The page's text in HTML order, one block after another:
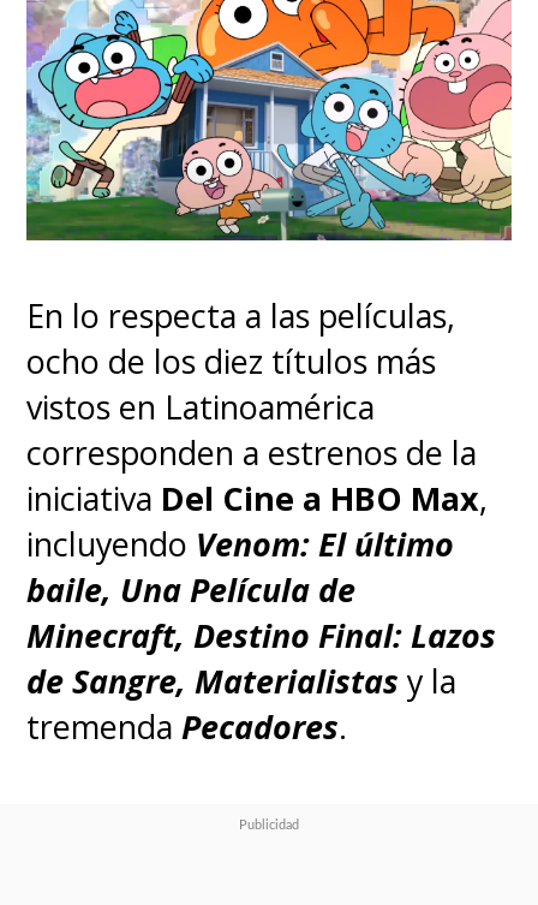
En lo respecta a las películas,
ocho de los diez títulos más
vistos en Latinoamérica
corresponden a estrenos de la
iniciativa Del Cine a HBO Max,
incluyendo Venom: El último
baile, Una Película de
Minecraft, Destino Final: Lazos
de Sangre, Materialistas y la
tremendaPecadores.